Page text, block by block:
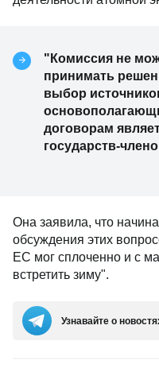
"Комиссия не
принимать
выбор
договорам
государств-
Она заявила, что
обсуждения этих
ЕС мог сплоченно и с
встретить зиму".
Узнавайте о